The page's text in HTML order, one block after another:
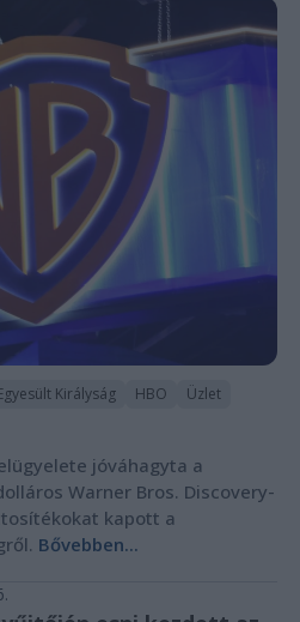
Királyság HBO
Üzlet
jóváhagyta a
Warner Bros. Discovery-
kapott a
Bővebben...